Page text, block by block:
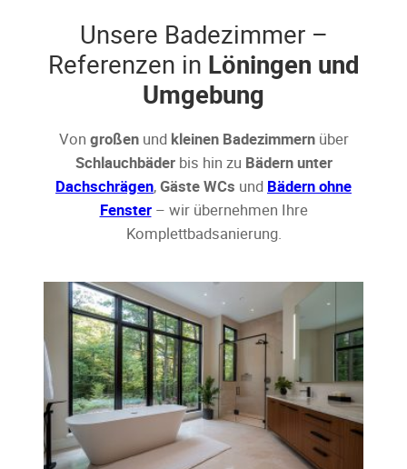
Unsere Badezimmer –
Referenzen in Löningen und
Umgebung
Von großenund kleinen Badezimmernüber
Schlauchbäderbis hin zu Bädern unter
Dachschrägen,Gäste WCs und Bädern ohne
Fenster– wir übernehmen Ihre
Komplettbadsanierung.